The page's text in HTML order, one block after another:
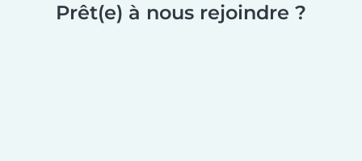
Prêt(e) à nous rejoindre ?